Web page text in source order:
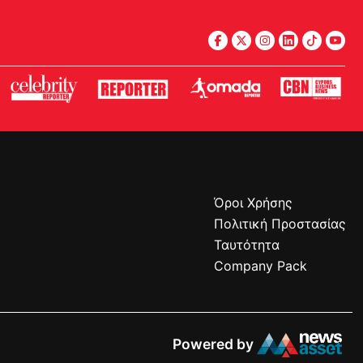
Όροι Χρήσης
Πολιτική Προστασίας
Ταυτότητα
Company Pack
Powered by